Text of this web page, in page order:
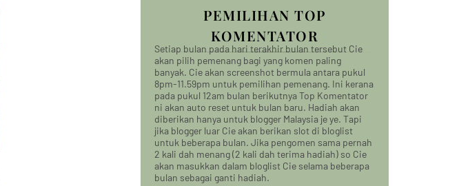
PEMILIHAN TOP
KOMENTATOR
Setiap bulan pada hari terakhir bulan tersebut Cie
akan pilih pemenang bagi yang komen paling
banyak. Cie akan screenshot bermula antara pukul
8pm-11.59pm untuk pemilihan pemenang. Ini kerana
pada pukul 12am bulan berikutnya Top Komentator
ni akan auto reset untuk bulan baru. Hadiah akan
diberikan hanya untuk blogger Malaysia je ye. Tapi
jika blogger luar Cie akan berikan slot di bloglist
untuk beberapa bulan. Jika pengomen sama pernah
2 kali dah menang (2 kali dah terima hadiah) so Cie
akan masukkan dalam bloglist Cie selama beberapa
bulan sebagai ganti hadiah.